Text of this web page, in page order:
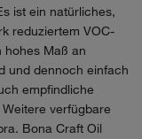
ist ein natürliches,
reduziertem VOC-
hohes Maß an
und dennoch einfach
empfindliche
verfügbare
Bona Craft Oil